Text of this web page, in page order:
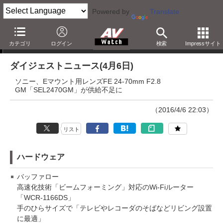
Powered by Translate
カテゴリ ログイン 検索 Impressサイト
ダイジェストニュース
ダイジェストニュース(4月6日)
ソニー、Eマウント用レンズFE 24-70mm F2.8
GM「SEL2470GM」が供給不足に
（2016/4/6 22:03）
リスト
ハードウェア
バッファロー
高速化技術「ビームフォーミング」対応のWi-Fiルーター
「WCR-1166DS」
手のひらサイズで「テレビやレコーダのそばなどリビング設置
に最適」